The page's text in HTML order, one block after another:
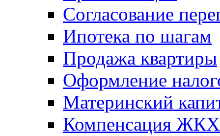
Согласование
Ипотека по шагам
Продажа квартиры
Оформление
Материнский
Компенсация ЖКХ